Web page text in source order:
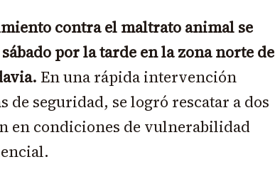
contra el maltrato animal se
por la tarde en la zona norte de
En una rápida intervención
de seguridad, se logró rescatar a dos
en condiciones de vulnerabilidad